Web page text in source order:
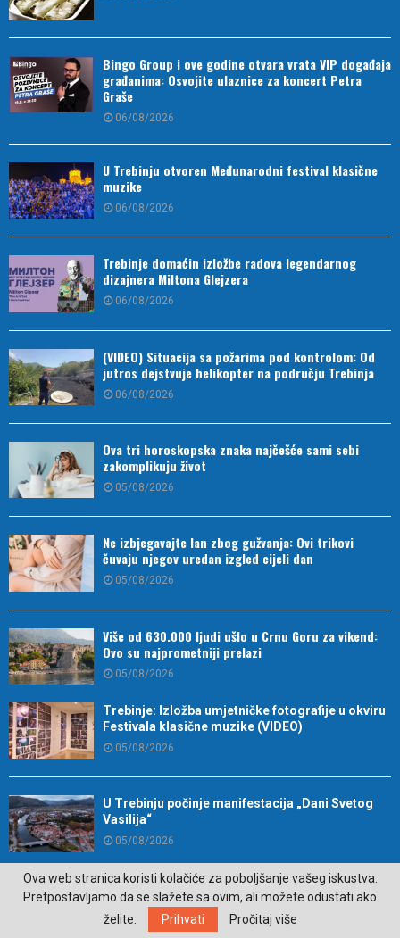
Bingo Group i ove godine otvara vrata VIP događaja
građanima: Osvojite ulaznice za koncert Petra
Graše
06/08/2026
U Trebinju otvoren Međunarodni festival klasične
muzike
06/08/2026
Trebinje domaćin izložbe radova legendarnog
dizajnera Miltona Glejzera
06/08/2026
(VIDEO) Situacija sa požarima pod kontrolom: Od
jutros dejstvuje helikopter na području Trebinja
06/08/2026
Ova tri horoskopska znaka najčešće sami sebi
zakomplikuju život
05/08/2026
Ne izbjegavajte lan zbog gužvanja: Ovi trikovi
čuvaju njegov uredan izgled cijeli dan
05/08/2026
Više od 630.000 ljudi ušlo u Crnu Goru za vikend:
Ovo su najprometniji prelazi
05/08/2026
Trebinje: Izložba umjetničke fotografije u okviru
Festivala klasične muzike (VIDEO)
05/08/2026
U Trebinju počinje manifestacija „Dani Svetog
Vasilija“
05/08/2026
U trebinjskoj biblioteci u petak promocija
romana „Ilirik“ Dragana Glogovca
05/08/2026
Ova web stranica koristi kolačiće za poboljšanje vašeg iskustva.
Pretpostavljamo da se slažete sa ovim, ali možete odustati ako
želite.
Prihvati Pročitaj više